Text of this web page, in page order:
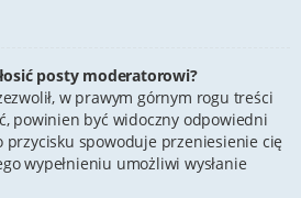
posty moderatorowi?
w prawym górnym rogu treści
powinien być widoczny odpowiedni
przycisku spowoduje przeniesienie cię
wypełnieniu umożliwi wysłanie